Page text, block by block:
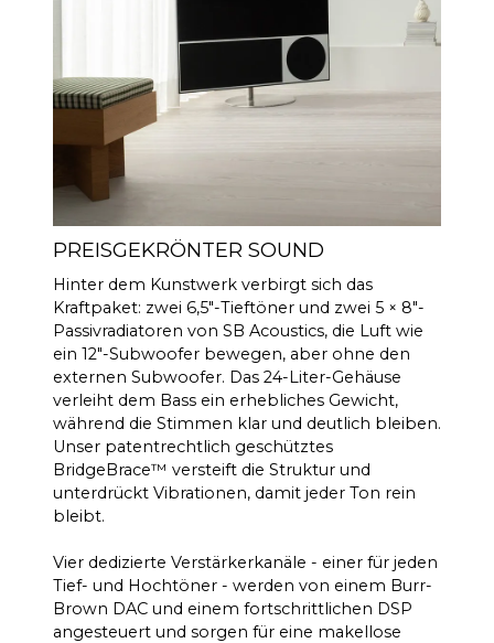
PREISGEKRÖNTER SOUND
Hinter dem Kunstwerk verbirgt sich das
Kraftpaket: zwei 6,5″-Tieftöner und zwei 5 × 8″-
Passivradiatoren von SB Acoustics, die Luft wie
ein 12″-Subwoofer bewegen, aber ohne den
externen Subwoofer. Das 24-Liter-Gehäuse
verleiht dem Bass ein erhebliches Gewicht,
während die Stimmen klar und deutlich bleiben.
Unser patentrechtlich geschütztes
BridgeBrace™ versteift die Struktur und
unterdrückt Vibrationen, damit jeder Ton rein
bleibt.
Vier dedizierte Verstärkerkanäle - einer für jeden
Tief- und Hochtöner - werden von einem Burr-
Brown DAC und einem fortschrittlichen DSP
angesteuert und sorgen für eine makellose